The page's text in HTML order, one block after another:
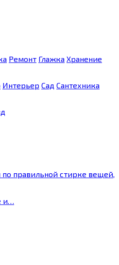
Ремонт Глажка Хранение
Интерьер Сад Сантехника
правильной стирке вещей,